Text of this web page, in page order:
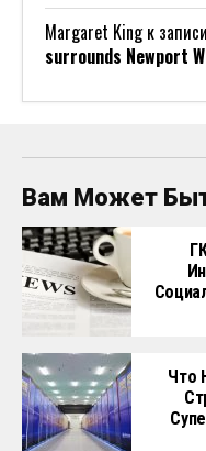
Margaret Kingк записи
surrounds Newport
Вам Может
Что